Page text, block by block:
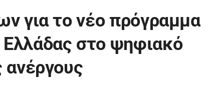
για το νέο πρόγραμμα
στο ψηφιακό
ανέργους